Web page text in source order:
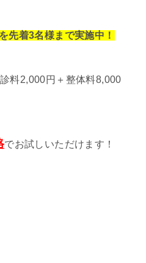
先着3名様まで実施中！
料2,000円＋整体料8,000
でお試しいただけます！